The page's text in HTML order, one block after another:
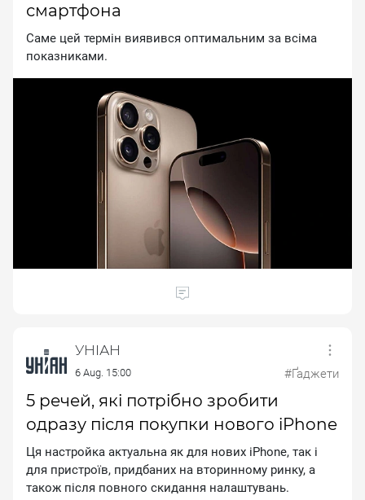
смартфона
Саме цей термін виявився оптимальним за всіма
показниками.
УНІАН
6 Aug. 15:00 #Ґаджети
5 речей, які потрібно зробити
одразу після покупки нового iPhone
Ця настройка актуальна як для нових іРhоnе, так і
для пристроїв, придбаних на вторинному ринку, а
також після повного скидання налаштувань.